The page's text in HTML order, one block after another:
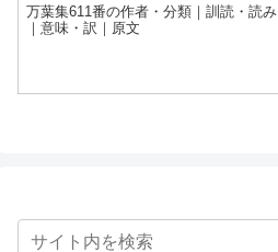
万葉集611番の作者・分類｜訓読・読み
｜意味・訳｜原文